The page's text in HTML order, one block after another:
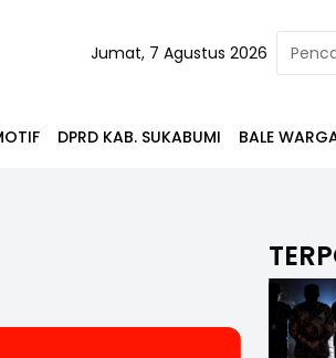
Jumat, 7 Agustus 2026
DPRD KAB. SUKABUMI BALE